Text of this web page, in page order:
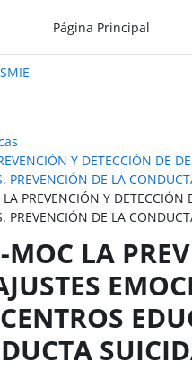
Página Principal
Y DETECCIÓN DE
PREVENCIÓN DE LA
PREVENCIÓN Y DETECCIÓN
PREVENCIÓN DE LA
MOC LA